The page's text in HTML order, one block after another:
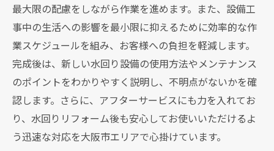
最大限の配慮をしながら作業を進めます。また、設備工
事中の生活への影響を最小限に抑えるために効率的な作
業スケジュールを組み、お客様への負担を軽減します。
完成後は、新しい水回り設備の使用方法やメンテナンス
のポイントをわかりやすく説明し、不明点がないかを確
認します。さらに、アフターサービスにも力を入れてお
り、水回りリフォーム後も安心してお使いいただけるよ
う迅速な対応を大阪市エリアで心掛けています。